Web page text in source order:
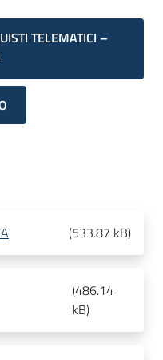
TELEMATICI –
(533.87 kB)
(486.14
kB)